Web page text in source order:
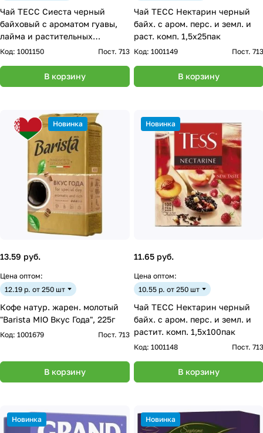
Чай ТЕСС Сиеста черный
байховый с ароматом гуавы,
лайма и растительных
компонентов 1,5г*25
Код: 1001150 Пост. 713
В корзину
Чай ТЕСС Нектарин черный
байх. с аром. перс. и земл. и
раст. комп. 1,5х25пак
Код: 1001149 Пост. 713
В корзину
Новинка
13.59 руб.
Цена оптом:
12.19 р. от 250 шт
Кофе натур. жарен. молотый
"Barista MIO Вкус Года", 225г
Код: 1001679 Пост. 713
В корзину
Новинка
11.65 руб.
Цена оптом:
10.55 р. от 250 шт
Чай ТЕСС Нектарин черный
байх. с аром. перс. и земл. и
растит. комп. 1,5х100пак
Код: 1001148 Пост. 713
В корзину
Новинка Новинка